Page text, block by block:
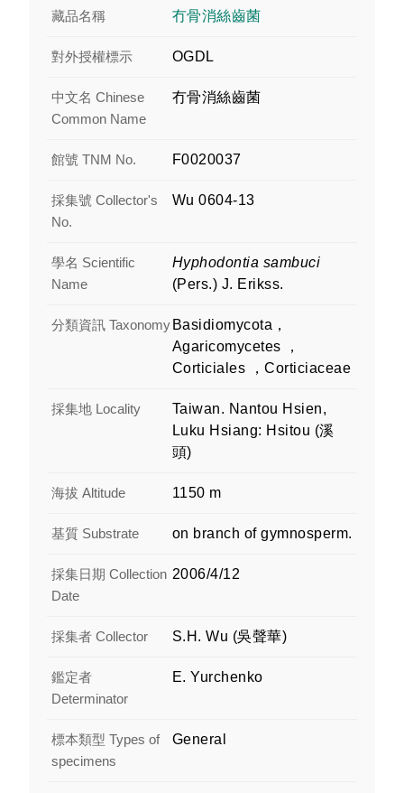
藏品名稱 冇骨消絲齒菌
對外授權標示 OGDL
中文名 Chinese
Common Name
冇骨消絲齒菌
館號 TNM No. F0020037
採集號 Collector's
No.
Wu 0604-13
學名 Scientific
Name
Hyphodontia sambuci
(Pers.) J. Erikss.
分類資訊 Taxonomy Basidiomycota，
Agaricomycetes ，
Corticiales ，Corticiaceae
採集地 Locality
Taiwan. Nantou Hsien,
Luku Hsiang: Hsitou (溪
頭)
海拔 Altitude 1150 m
基質 Substrate on branch of gymnosperm.
採集日期 Collection
Date
2006/4/12
採集者 Collector S.H. Wu (吳聲華)
鑑定者
Determinator
E. Yurchenko
標本類型 Types of
specimens
General